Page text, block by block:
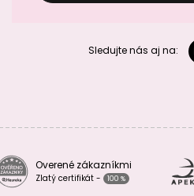
Sledujte nás aj na:
Overené zákazníkmi
Zlatý certifikát - 100 %